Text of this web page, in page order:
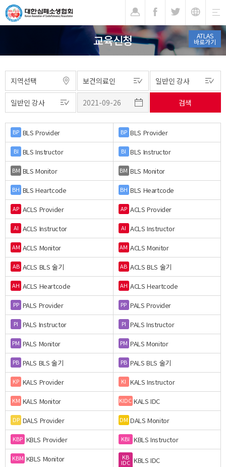
ATLAS
바로가기
교육신청
BP BLS Provider BP BLS Provider
BI BLS Instructor BI BLS Instructor
BM BLS Monitor BM BLS Monitor
BH BLS Heartcode BH BLS Heartcode
AP ACLS Provider AP ACLS Provider
AI ACLS Instructor AI ACLS Instructor
AM ACLS Monitor AM ACLS Monitor
AB ACLS BLS 술기 AB ACLS BLS 술기
AH ACLS Heartcode AH ACLS Heartcode
PP PALS Provider PP PALS Provider
PI PALS Instructor PI PALS Instructor
PM PALS Monitor PM PALS Monitor
PB PALS BLS 술기 PB PALS BLS 술기
KP KALS Provider KI KALS Instructor
KM KALS Monitor KIDC KALS IDC
DP DALS Provider DM DALS Monitor
KBP KBLS Provider KBI KBLS Instructor
KBM KBLS Monitor KB
IDC KBLS IDC